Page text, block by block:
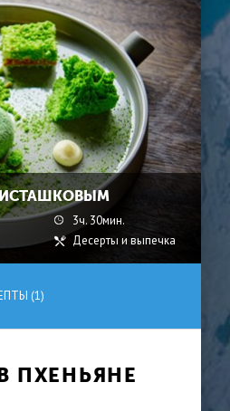
3ч. 30мин.
Десерты и выпечка
(1)
ПХЕНЬЯНЕ